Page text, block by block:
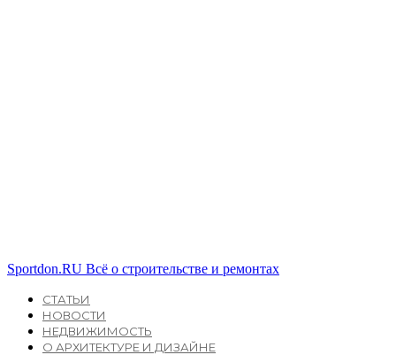
Sportdon.RU Всё о строительстве и ремонтах
СТАТЬИ
НОВОСТИ
НЕДВИЖИМОСТЬ
О АРХИТЕКТУРЕ И ДИЗАЙНЕ